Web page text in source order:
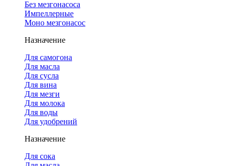
Без мезгонасоса
Импеллерные
Моно мезгонасос
Назначение
Для самогона
Для масла
Для сусла
Для вина
Для мезги
Для молока
Для воды
Для удобрений
Назначение
Для сока